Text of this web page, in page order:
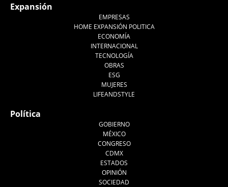
Expansión
EMPRESAS
HOME EXPANSIÓN POLITICA
ECONOMÍA
INTERNACIONAL
TECNOLOGÍA
OBRAS
ESG
MUJERES
LIFEANDSTYLE
Política
GOBIERNO
MÉXICO
CONGRESO
CDMX
ESTADOS
OPINIÓN
SOCIEDAD